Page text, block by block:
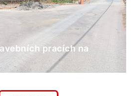
pracích na